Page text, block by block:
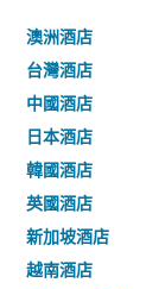
澳洲酒店
台灣酒店
中國酒店
日本酒店
韓國酒店
英國酒店
新加坡酒店
越南酒店